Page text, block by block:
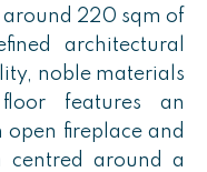
around 220 sqm of
architectural
noble materials
features an
fireplace and
centred around a